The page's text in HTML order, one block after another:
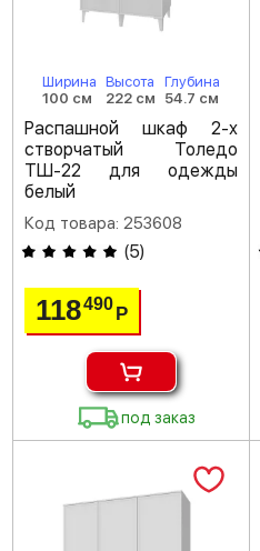
Ширина
100 см
Высота
222 см
Глубина
54.7 см
Распашной шкаф 2-х
створчатый Толедо
ТШ-22 для одежды
белый
Код товара: 253608
(5)
118490 Р
под заказ